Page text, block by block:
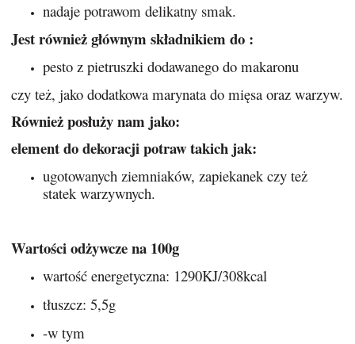
nadaje potrawom delikatny smak.
Jest również głównym składnikiem do :
pesto z pietruszki dodawanego do makaronu
czy też, jako dodatkowa marynata do mięsa oraz warzyw.
Również posłuży nam jako:
element do dekoracji potraw takich jak:
ugotowanych ziemniaków, zapiekanek czy też
statek warzywnych.
Wartości odżywcze na 100g
wartość energetyczna: 1290KJ/308kcal
tłuszcz: 5,5g
-w tym